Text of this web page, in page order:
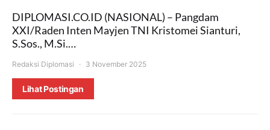
DIPLOMASI.CO.ID (NASIONAL) – Pangdam
XXI/Raden Inten Mayjen TNI Kristomei Sianturi,
S.Sos., M.Si.…
Redaksi Diplomasi 3 November 2025
Lihat Postingan